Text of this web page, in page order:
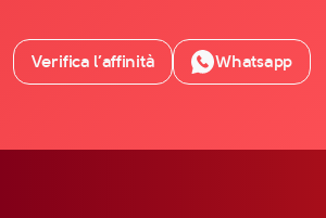
Verifica l’affinità Whatsapp